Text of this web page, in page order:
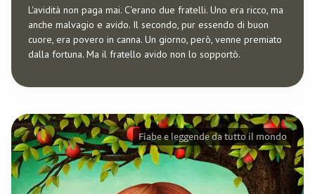
L'avidità non paga mai. C'erano due fratelli. Uno era ricco, ma
anche malvagio e avido. Il secondo, pur essendo di buon
cuore, era povero in canna. Un giorno, però, venne premiato
dalla fortuna. Ma il fratello avido non lo sopportò.
Fiabe e leggende da tutto il mondo